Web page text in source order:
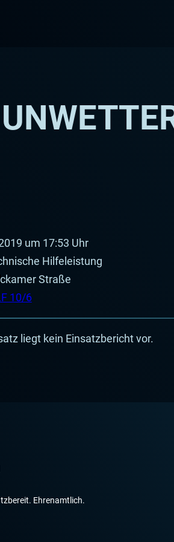
um 17:53 Uhr
Hilfeleistung
Straße
10/6
liegt kein Einsatzbericht vor.
Ehrenamtlich.